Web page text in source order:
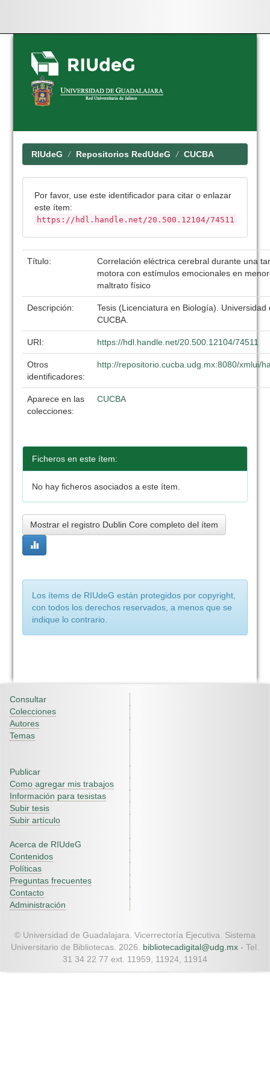
Skip
navigation
RIUdeG Repositorios RedUdeG CUCBA
Por favor, use este identificador para citar o enlazar
este ítem:
https://hdl.handle.net/20.500.12104/74511
Título:
Correlación eléctrica cerebral durante una
motora con estímulos emocionales en
maltrato físico
Descripción:
Tesis (Licenciatura en Biología). Universidad
CUCBA.
URI: https://hdl.handle.net/20.500.12104/74511
Otros
identificadores:
http://repositorio.cucba.udg.mx:8080/xmlui/
Aparece en las
colecciones:
CUCBA
Ficheros en este ítem:
No hay ficheros asociados a este ítem.
Mostrar el registro Dublin Core completo del ítem
Los ítems de RIUdeG están protegidos por copyright,
con todos los derechos reservados, a menos que se
indique lo contrario.
Consultar
Colecciones
Autores
Temas
Publicar
Como agregar mis trabajos
Información para tesistas
Subir tesis
Subir artículo
Acerca de RIUdeG
Contenidos
Políticas
Preguntas frecuentes
Contacto
Administración
© Universidad de Guadalajara. Vicerrectoría Ejecutiva. Sistema
Universitario de Bibliotecas. 2026. bibliotecadigital@udg.mx - Tel.
31 34 22 77 ext. 11959, 11924, 11914